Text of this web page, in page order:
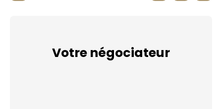
Votre négociateur